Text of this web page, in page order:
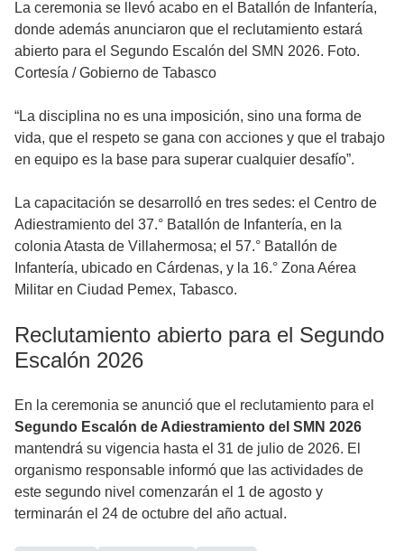
La ceremonia se llevó acabo en el Batallón de Infantería,
donde además anunciaron que el reclutamiento estará
abierto para el Segundo Escalón del SMN 2026. Foto.
Cortesía / Gobierno de Tabasco
“La disciplina no es una imposición, sino una forma de
vida, que el respeto se gana con acciones y que el trabajo
en equipo es la base para superar cualquier desafío”.
La capacitación se desarrolló en tres sedes: el Centro de
Adiestramiento del 37.° Batallón de Infantería, en la
colonia Atasta de Villahermosa; el 57.° Batallón de
Infantería, ubicado en Cárdenas, y la 16.° Zona Aérea
Militar en Ciudad Pemex, Tabasco.
Reclutamiento abierto para el Segundo
Escalón 2026
En la ceremonia se anunció que el reclutamiento para el
Segundo Escalón de Adiestramiento del SMN 2026
mantendrá su vigencia hasta el 31 de julio de 2026. El
organismo responsable informó que las actividades de
este segundo nivel comenzarán el 1 de agosto y
terminarán el 24 de octubre del año actual.